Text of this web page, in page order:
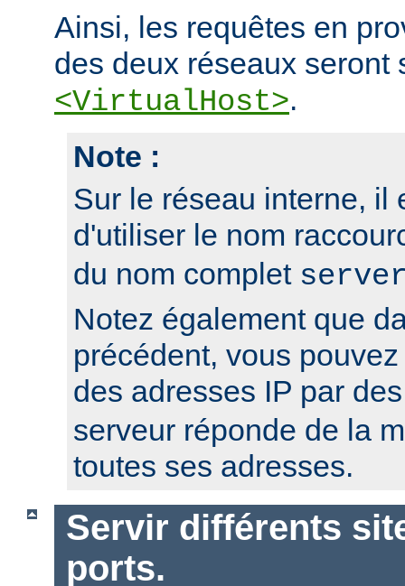
Ainsi, les requêtes en
des deux réseaux seront
<VirtualHost>.
Note :
Sur le réseau interne, il
d'utiliser le nom
du nom complet
Notez également que
précédent, vous
des adresses IP par
serveur réponde de la
toutes ses adresses.
Servir différents
ports.